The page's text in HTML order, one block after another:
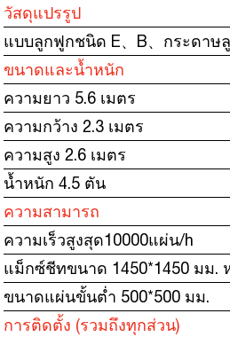
วัสดุแปรรูป
แบบลูกฟูกชนิด E、 B、 กระดาษ
ขนาดและน้ำหนัก
ความยาว 5.6 เมตร
ความกว้าง 2.3 เมตร
ความสูง 2.6 เมตร
น้ำหนัก 4.5 ตัน
ความสามารถ
ความเร็วสูงสุด10000แผ่น/h
แม็กซ์ชีทขนาด 1450*1450 มม.
ขนาดแผ่นขั้นต่ำ 500*500 มม.
การติดตั้ง (รวมถึงทุกส่วน)